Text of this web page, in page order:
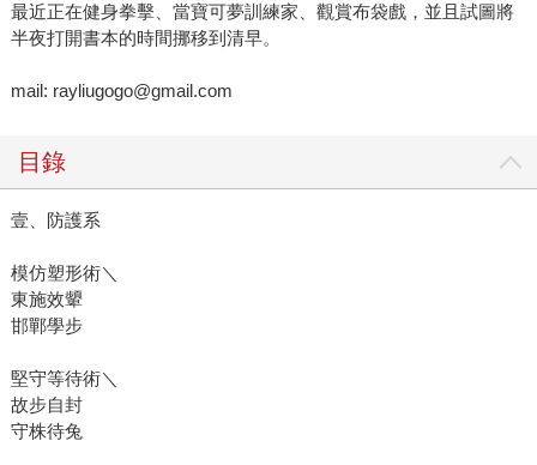
最近正在健身拳擊、當寶可夢訓練家、觀賞布袋戲，並且試圖將
半夜打開書本的時間挪移到清早。
mail: rayliugogo@gmail.com
目錄
壹、防護系
模仿塑形術＼
東施效顰
邯鄲學步
堅守等待術＼
故步自封
守株待兔